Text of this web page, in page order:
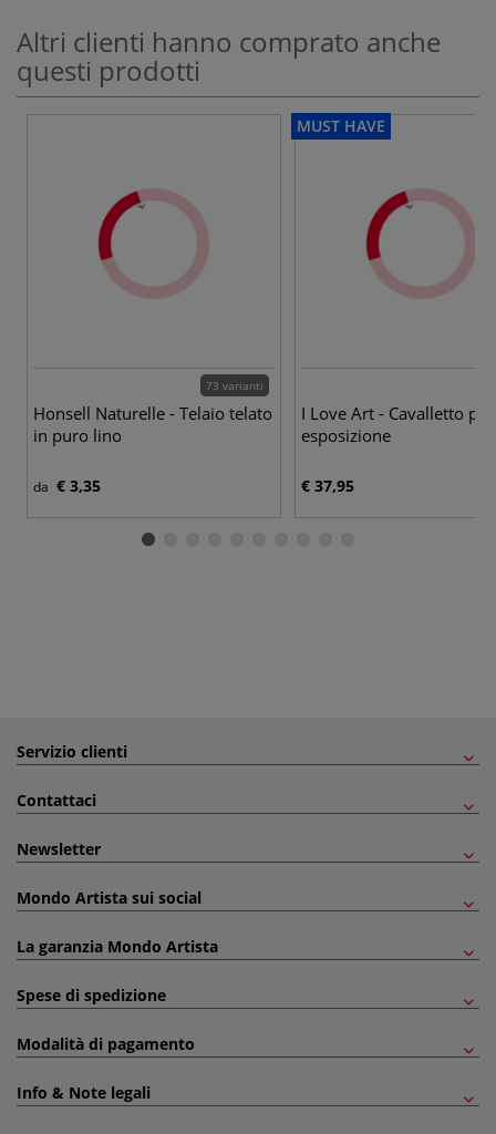
Altri clienti hanno comprato anche
questi prodotti
73 varianti
Honsell Naturelle - Telaio telato
in puro lino
da € 3,35
MUST HAVE
I Love Art - Cavalletto per
esposizione
€ 37,95
Servizio clienti
Contattaci
Newsletter
Mondo Artista sui social
La garanzia Mondo Artista
Spese di spedizione
Modalità di pagamento
Info & Note legali